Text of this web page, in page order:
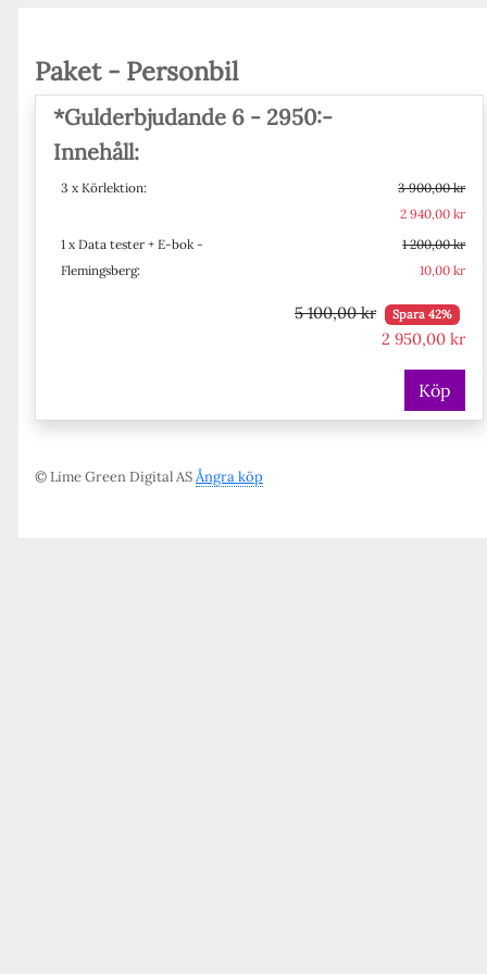
Paket - Personbil
*Gulderbjudande 6 - 2950:-
Innehåll:
3 x Körlektion:
3 900,00 kr
2 940,00 kr
1 x Data tester + E-bok -
Flemingsberg:
1 200,00 kr
10,00 kr
5 100,00 kr Spara 42%
2 950,00 kr
Köp
© Lime Green Digital ASÅngra köp